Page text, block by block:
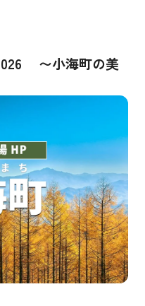
〜小海町の美